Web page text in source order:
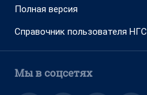
Полная версия
Справочник пользователя НГС
Мы в соцсетях